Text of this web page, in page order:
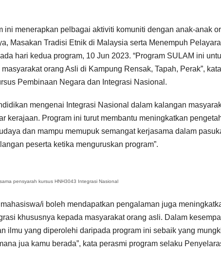
ini menerapkan pelbagai aktiviti komuniti dengan anak-anak
Masakan Tradisi Etnik di Malaysia serta Menempuh
hari kedua program, 10 Jun 2023. “Program SULAM ini
orang Asli di Kampung Rensak, Tapah, Perak”, kata
Pembinaan Negara dan Integrasi Nasional.
mengenai Integrasi Nasional dalam kalangan
kerajaan. Program ini turut membantu meningkatkan
dan mampu memupuk semangat kerjasama dalam
peserta ketika menguruskan program”.
pensyarah kursus HNH3043 Integrasi Nasional
i boleh mendapatkan pengalaman juga
khususnya kepada masyarakat orang asli. Dalam
ilmu yang diperolehi daripada program ini sebaik yang
jua kamu berada”, kata perasmi program selaku